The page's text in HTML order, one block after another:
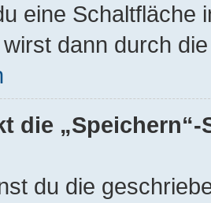
eine Schaltfläche
dann durch
die
du die